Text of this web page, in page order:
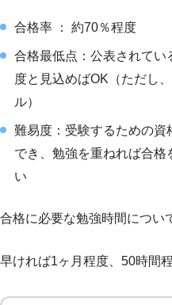
合格率 ： 約70％程度
合格最低点：公表されてい
度と見込めばOK（ただし
ル）
難易度：受験するための資
でき、勉強を重ねれば合格
い
合格に必要な勉強時間につい
早ければ1ヶ月程度、50時間